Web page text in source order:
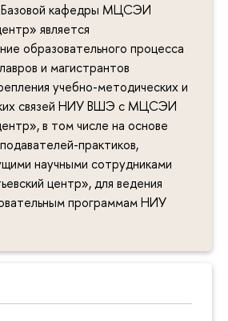
Базовой кафедры МЦСЭИ
является
образовательного процесса
и магистрантов
учебно-методических и
связей НИУ ВШЭ с МЦСЭИ
в том числе на основе
практиков,
научными сотрудниками
центр», для ведения
программам НИУ